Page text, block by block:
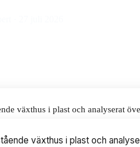
växthus i plast och analyserat
växthus i plast och